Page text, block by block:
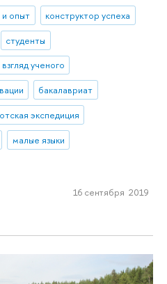
и опыт
конструктор успеха
студенты
взгляд ученого
бакалавриат
экспедиция
малые языки
16 сентября 2019